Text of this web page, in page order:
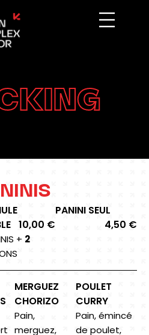
10,00 €
+ 2
PANINI SEUL
4,50 €
MERGUEZ
CHORIZO
Pain,
merguez,
POULET
CURRY
Pain, émincé
de poulet,